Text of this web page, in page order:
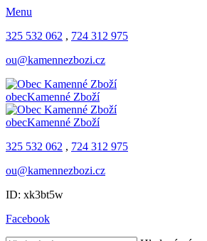
Menu
325 532 062 , 724 312 975
ou@kamennezbozi.cz
obecKamenné Zboží
obecKamenné Zboží
325 532 062 , 724 312 975
ou@kamennezbozi.cz
ID: xk3bt5w
Facebook